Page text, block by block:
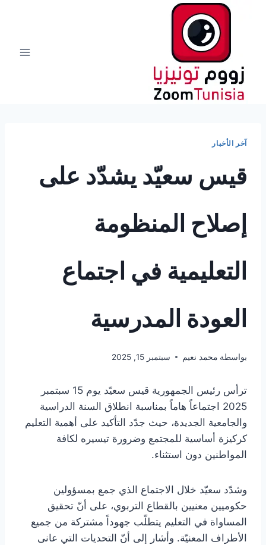
آخر الأخبار
قيس سعيّد يشدّد على
إصلاح المنظومة
التعليمية في اجتماع
العودة المدرسية
بواسطة محمد نعيم سبتمبر 15, 2025
ترأس رئيس الجمهورية قيس سعيّد يوم 15 سبتمبر
2025 اجتماعاً هاماً بمناسبة انطلاق السنة الدراسية
والجامعية الجديدة، حيث جدّد التأكيد على أهمية التعليم
كركيزة أساسية للمجتمع وضرورة تيسيره لكافة
المواطنين دون استثناء.
وشدّد سعيّد خلال الاجتماع الذي جمع بمسؤولين
حكوميين معنيين بالقطاع التربوي، على أنّ تحقيق
المساواة في التعليم يتطلّب جهوداً مشتركة من جميع
الأطراف المعنيّة. وأشار إلى أنّ التحديات التي عانى